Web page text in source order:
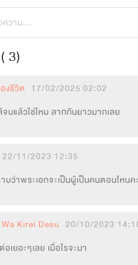
3)
งชีวิต 17/02/2025 02:02
จบแล้วใช่ไหม ลากกันยาวมากเลย
22/11/2023 12:35
บว่าพระเอกจะเป็นผู้เป็นคนตอนไหนคะ
Kirei Desu 20/10/2023
เยอะๆเลย เมื่อไรจะมา